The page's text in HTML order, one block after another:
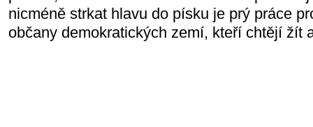
nicméně strkat hlavu do písku je prý práce
občany demokratických zemí, kteří chtějí žít